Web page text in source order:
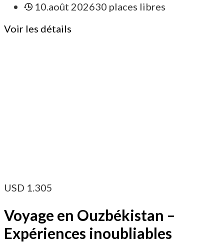
10.août 202630 places libres
Voir les détails
USD 1.305
Voyage en Ouzbékistan –
Expériences inoubliables